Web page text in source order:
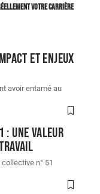
votre carrière
et enjeux
avoir entamé au
: une valeur
n° 51